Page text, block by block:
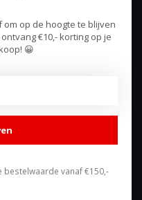
13Qop de hoogte te blijven
€10,- korting op je
😀
bestelwaarde vanaf €150,-